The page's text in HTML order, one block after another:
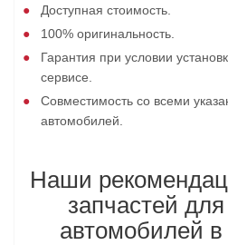
Доступная стоимость.
100% оригинальность.
Гарантия при условии
сервисе.
Совместимость со всеми
автомобилей.
Наши
запчастей
автомобилей в